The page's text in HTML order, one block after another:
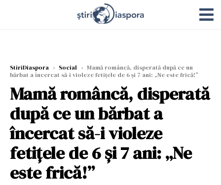
StiriDiaspora › Social › Mamă româncă, disperată după ce un
bărbat a încercat să-i violeze fetițele de 6 și 7 ani: „Ne este frică!”
Mamă româncă, disperată
după ce un bărbat a
încercat să-i violeze
fetițele de 6 și 7 ani: „Ne
este frică!”